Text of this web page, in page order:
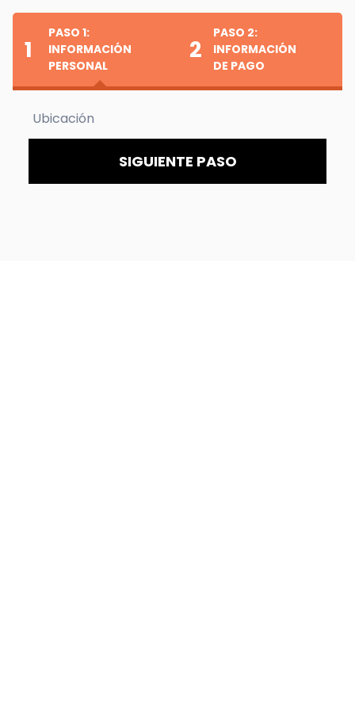
1
PASO 1:
INFORMACIÓN
PERSONAL
2
PASO 2:
INFORMACIÓN
DE PAGO
Ubicación
SIGUIENTE PASO